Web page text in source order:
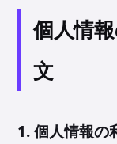
個人情
文
1. 個人情報の